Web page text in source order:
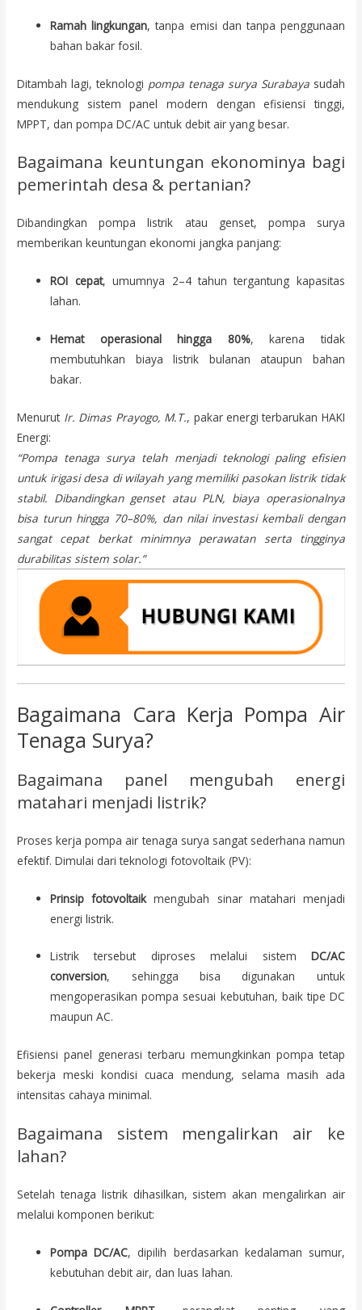
Ramah lingkungan, tanpa emisi dan tanpa penggunaan
bahan bakar fosil.
Ditambah lagi, teknologi pompa tenaga surya Surabayasudah
mendukung sistem panel modern dengan efisiensi tinggi,
MPPT, dan pompa DC/AC untuk debit air yang besar.
Bagaimana keuntungan ekonominya bagi
pemerintah desa & pertanian?
Dibandingkan pompa listrik atau genset, pompa surya
memberikan keuntungan ekonomi jangka panjang:
ROI cepat, umumnya 2–4 tahun tergantung kapasitas
lahan.
Hemat operasional hingga 80%, karena tidak
membutuhkan biaya listrik bulanan ataupun bahan
bakar.
Menurut Ir. Dimas Prayogo, M.T., pakar energi terbarukan HAKI
Energi:
“Pompa tenaga surya telah menjadi teknologi paling efisien
untuk irigasi desa di wilayah yang memiliki pasokan listrik tidak
stabil. Dibandingkan genset atau PLN, biaya operasionalnya
bisa turun hingga 70–80%, dan nilai investasi kembali dengan
sangat cepat berkat minimnya perawatan serta tingginya
durabilitas sistem solar.”
Bagaimana Cara Kerja Pompa Air
Tenaga Surya?
Bagaimana panel mengubah energi
matahari menjadi listrik?
Proses kerja pompa air tenaga surya sangat sederhana namun
efektif. Dimulai dari teknologi fotovoltaik (PV):
Prinsip fotovoltaikmengubah sinar matahari menjadi
energi listrik.
Listrik tersebut diproses melalui sistem DC/AC
conversion, sehingga bisa digunakan untuk
mengoperasikan pompa sesuai kebutuhan, baik tipe DC
maupun AC.
Efisiensi panel generasi terbaru memungkinkan pompa tetap
bekerja meski kondisi cuaca mendung, selama masih ada
intensitas cahaya minimal.
Bagaimana sistem mengalirkan air ke
lahan?
Setelah tenaga listrik dihasilkan, sistem akan mengalirkan air
melalui komponen berikut:
Pompa DC/AC, dipilih berdasarkan kedalaman sumur,
kebutuhan debit air, dan luas lahan.